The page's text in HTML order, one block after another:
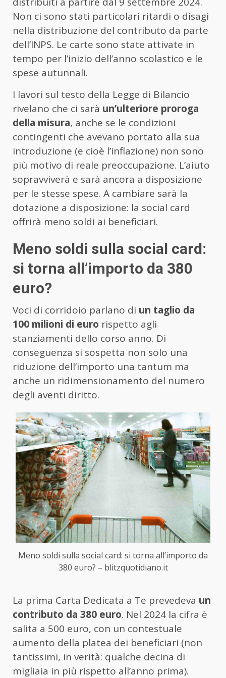
Non ci sono stati particolari ritardi o disagi
nella distribuzione del contributo da parte
dell’INPS. Le carte sono state attivate in
tempo per l’inizio dell’anno scolastico e le
spese autunnali.
I lavori sul testo della Legge di Bilancio
rivelano che ci sarà un’ulteriore proroga
della misura, anche se le condizioni
contingenti che avevano portato alla sua
introduzione (e cioè l’inflazione) non sono
più motivo di reale preoccupazione. L’aiuto
sopravviverà e sarà ancora a disposizione
per le stesse spese. A cambiare sarà la
dotazione a disposizione: la social card
offrirà meno soldi ai beneficiari.
Meno soldi sulla social card:
si torna all’importo da 380
euro?
Voci di corridoio parlano di un taglio da
100 milioni di euro rispetto agli
stanziamenti dello corso anno. Di
conseguenza si sospetta non solo una
riduzione dell’importo una tantum ma
anche un ridimensionamento del numero
degli aventi diritto.
Meno soldi sulla social card: si torna all’importo da
380 euro? – blitzquotidiano.it
La prima Carta Dedicata a Te prevedeva un
contributo da 380 euro. Nel 2024 la cifra è
salita a 500 euro, con un contestuale
aumento della platea dei beneficiari (non
tantissimi, in verità: qualche decina di
migliaia in più rispetto all’anno prima).